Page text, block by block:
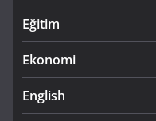
Eğitim
Ekonomi
English